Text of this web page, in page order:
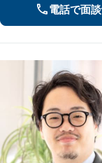
電話で面